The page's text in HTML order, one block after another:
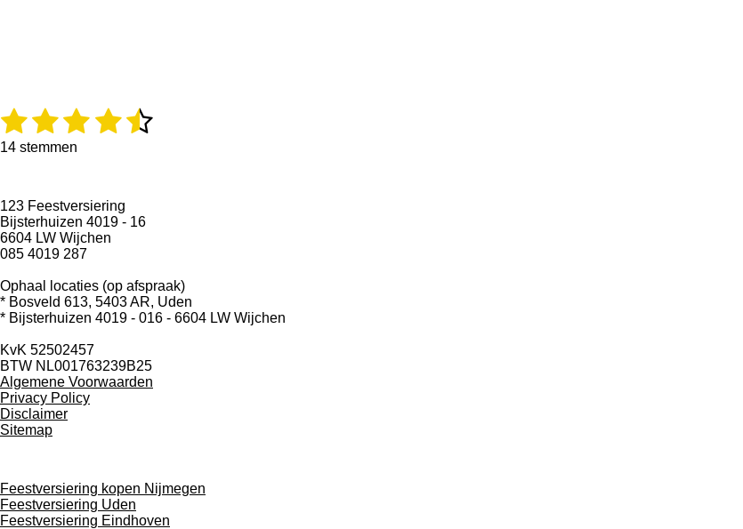
R
a
t
:
4
.
3
7
1
4
8
5
7
1
4
2
t
e
r
1
s
e
r
2
s
e
r
r
e
n
3
s
e
r
r
e
n
4
e
r
e
n
5
e
r
e
n
S
14 stemmen
123 Feestversiering
Bijsterhuizen 4019 - 16
6604 LW Wijchen
085 4019 287
Ophaal locaties (op afspraak)
* Bosveld 613, 5403 AR, Uden
* Bijsterhuizen 4019 - 016 - 6604 LW Wijchen
KvK 52502457
BTW NL001763239B25
Algemene Voorwaarden
Privacy Policy
Disclaimer
Sitemap
Feestversiering kopen Nijmegen
Feestversiering Uden
Feestversiering Eindhoven